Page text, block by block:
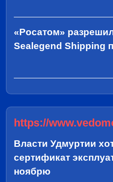
«Росатом»
Sealegend Shipping
https://
Власти Удмуртии
сертификат
ноябрю